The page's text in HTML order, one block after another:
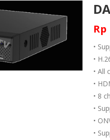
Rp
•
•
• All
•
• 8
•
•
•